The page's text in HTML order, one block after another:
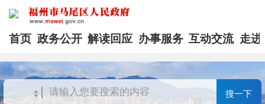
首页 政务公开 解读回应 办事服务 互动交流 走进
搜一下